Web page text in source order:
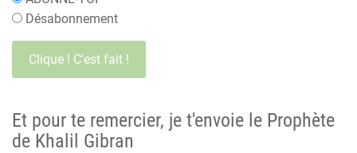
Désabonnement
Et pour te remercier, je t'envoie le Prophète
de Khalil Gibran